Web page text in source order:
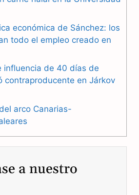
a
p
económica de Sánchez: los
todo el empleo creado en
influencia de 40 días de
contraproducente en Járkov
arco Canarias-
a nuestro